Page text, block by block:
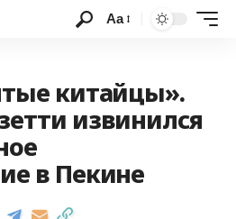
Аа
китайцы».
извинился
в Пекине